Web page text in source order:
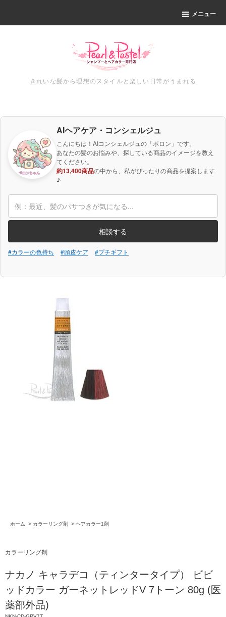
メニュー
きれいな髪から理想のスタイルと楽しい日常がうまれる
AIヘアケア・コンシェルジュ
こんにちは！AIコンシェルジュの「ポロン」です。
あなたの髪のお悩みや、探している商品のイメージを教え
てください。
約13,400商品の中から、私がぴったりの商品を提案します
♪
相談する
#カラーの色持ち #頭皮ケア #プチギフト
ホーム > カラーリング剤 > ヘアカラー1剤
カラーリング剤
ナカノ キャラデコ（ティンタータイプ） ビビ
ッドカラー ガーネットレッドV 7トーン 80g (医
薬部外品)